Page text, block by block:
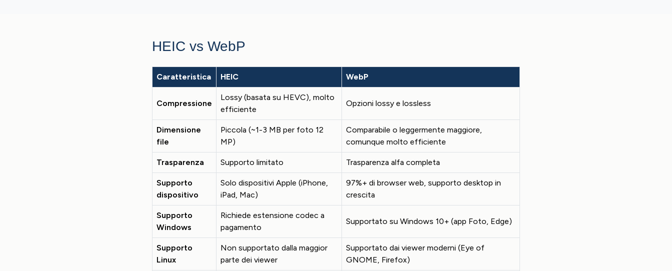
HEIC vs WebP
Caratteristica HEIC WebP
Compressione
Lossy (basata su HEVC), molto
efficiente
Opzioni lossy e lossless
Dimensione
file
Piccola (~1-3 MB per foto 12
MP)
Comparabile o leggermente maggiore,
comunque molto efficiente
Trasparenza Supporto limitato Trasparenza alfa completa
Supporto
dispositivo
Solo dispositivi Apple (iPhone,
iPad, Mac)
97%+ di browser web, supporto desktop in
crescita
Supporto
Windows
Richiede estensione codec a
pagamento
Supportato su Windows 10+ (app Foto, Edge)
Supporto
Linux
Non supportato dalla maggior
parte dei viewer
Supportato dai viewer moderni (Eye of
GNOME, Firefox)